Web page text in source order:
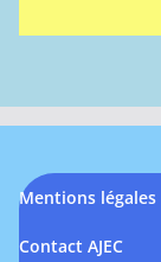
Mentions légales
Contact AJEC